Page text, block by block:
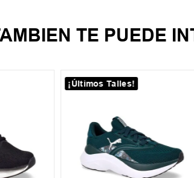
TE PUEDE
¡Últimos Talles!